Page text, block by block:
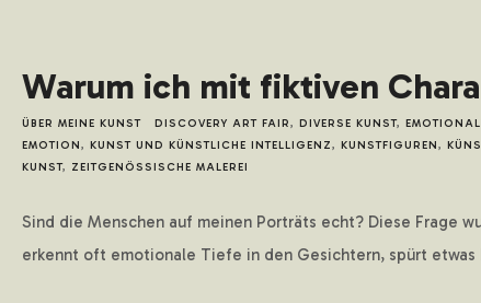
Warum ich mit fiktiven
ÜBER MEINE KUNST DISCOVERY ART FAIR, DIVERSE KUNST,
EMOTION , KUNST UND KÜNSTLICHE INTELLIGENZ, KUNSTFIGUREN ,
KUNST, ZEITGENÖSSISCHE MALEREI
Sind die Menschen auf meinen Porträts echt? Diese Frage
erkennt oft emotionale Tiefe in den Gesichtern, spürt etwas